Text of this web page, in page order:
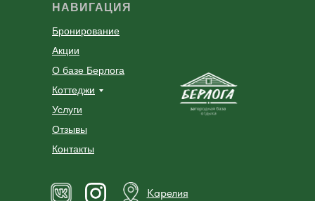
НАВИГАЦИЯ
Бронирование
Акции
О базе Берлога
Коттеджи
Услуги
Отзывы
Контакты
Карелия